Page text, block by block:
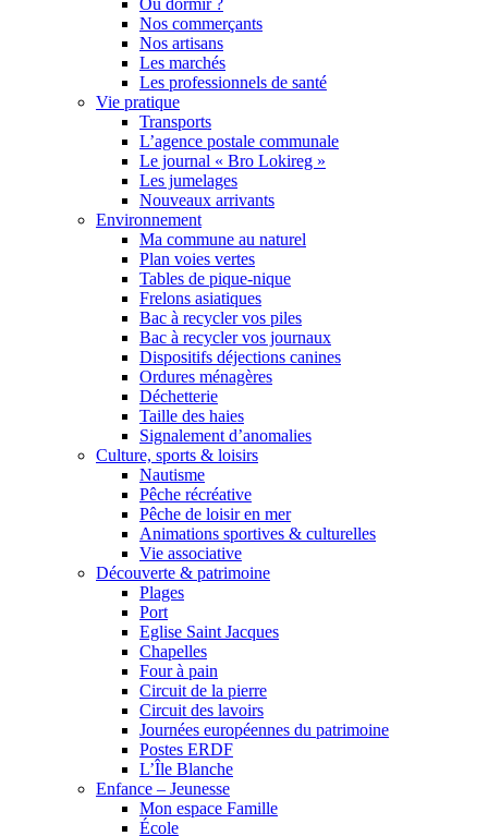
Nos commerçants
Nos artisans
Les marchés
Les professionnels de santé
Vie pratique
Transports
L’agence postale communale
Le journal « Bro Lokireg »
Les jumelages
Nouveaux arrivants
Environnement
Ma commune au naturel
Plan voies vertes
Tables de pique-nique
Frelons asiatiques
Bac à recycler vos piles
Bac à recycler vos journaux
Dispositifs déjections canines
Ordures ménagères
Déchetterie
Taille des haies
Signalement d’anomalies
Culture, sports & loisirs
Nautisme
Pêche récréative
Pêche de loisir en mer
Animations sportives & culturelles
Vie associative
Découverte & patrimoine
Plages
Port
Eglise Saint Jacques
Chapelles
Four à pain
Circuit de la pierre
Circuit des lavoirs
Journées européennes du patrimoine
Postes ERDF
L’Île Blanche
Enfance – Jeunesse
Mon espace Famille
École